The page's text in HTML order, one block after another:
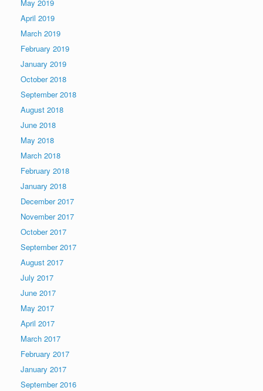
May 2019
April 2019
March 2019
February 2019
January 2019
October 2018
September 2018
August 2018
June 2018
May 2018
March 2018
February 2018
January 2018
December 2017
November 2017
October 2017
September 2017
August 2017
July 2017
June 2017
May 2017
April 2017
March 2017
February 2017
January 2017
September 2016